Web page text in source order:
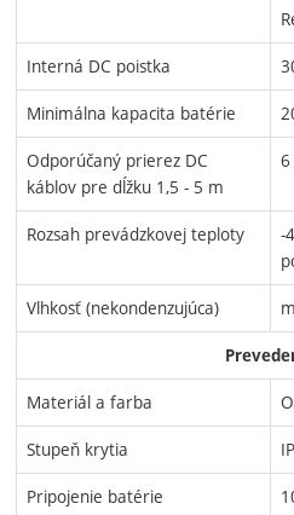
Interná DC poistka
Minimálna kapacita batérie
Odporúčaný prierez DC
káblov pre dĺžku 1,5 - 5 m
Rozsah prevádzkovej teploty
-
Vlhkosť (nekondenzujúca)
Materiál a farba
Stupeň krytia
Pripojenie batérie